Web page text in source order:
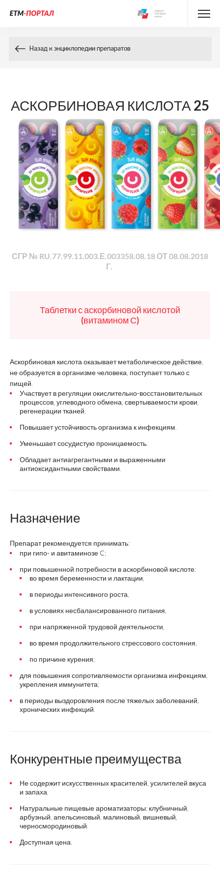
Назад к энциклопедии препаратов
АСКОРБИНОВАЯ КИСЛОТА 25
СГР № RU.77.99.11.003.Е.003358.08.18 ОТ 08.08.2018
Г.
Таблетки с аскорбиновой кислотой
(витамином С)
Аскорбиновая кислота оказывает метаболическое действие,
не образуется в организме человека, поступает только с
пищей.
Участвует в регуляции окислительно-восстановительных
процессов, углеводного обмена, свертываемости крови,
регенерации тканей.
Повышает устойчивость организма к инфекциям.
Уменьшает сосудистую проницаемость.
Обладает антиагрегантными и выраженными
антиоксидантными свойствами.
Назначение
Препарат рекомендуется принимать:
при гипо- и авитаминозе C;
при повышенной потребности в аскорбиновой кислоте:
во время беременности и лактации,
в периоды интенсивного роста,
в условиях несбалансированного питания,
при напряженной трудовой деятельности,
во время продолжительного стрессового состояния,
по причине курения;
для повышения сопротивляемости организма инфекциям,
укрепления иммунитета;
в периоды выздоровления после тяжелых заболеваний,
хронических инфекций.
Конкурентные преимущества
Не содержит искусственных красителей, усилителей вкуса
и запаха.
Натуральные пищевые ароматизаторы: клубничный,
арбузный, апельсиновый, малиновый, вишневый,
черносмородиновый.
Доступная цена.